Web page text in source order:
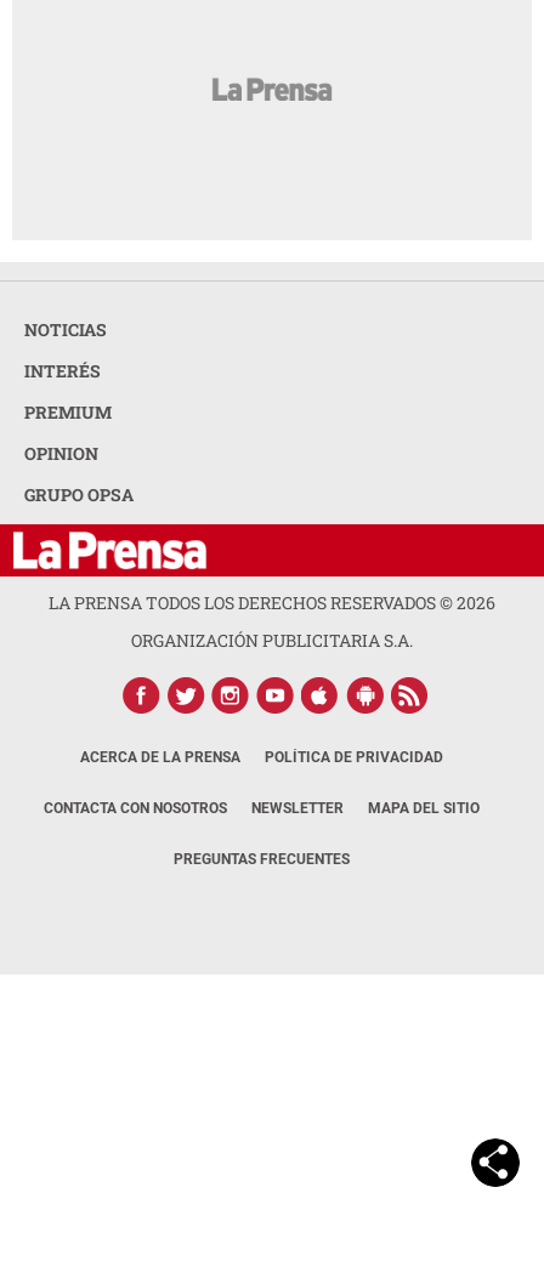
NOTICIAS
INTERÉS
PREMIUM
OPINION
GRUPO OPSA
LA PRENSA TODOS LOS DERECHOS RESERVADOS ©2026
ORGANIZACIÓN PUBLICITARIA S.A.
ACERCA DE LA PRENSA POLÍTICA DE PRIVACIDAD
CONTACTA CON NOSOTROS NEWSLETTER MAPA DEL SITIO
PREGUNTAS FRECUENTES